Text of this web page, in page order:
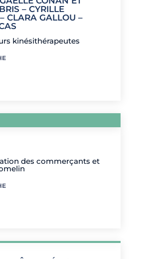
– CYRILLE
CLARA GALLOU –
kinésithérapeutes
des commerçants et